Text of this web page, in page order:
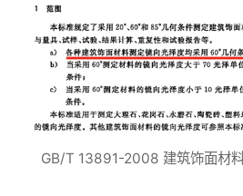
GB/T 13891-2008 建筑饰面材